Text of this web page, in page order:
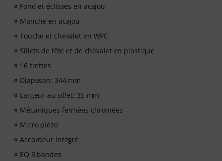
prix allemand de l'éducation 2025/2026 dans la
catégorie « Cours d'instruments en ligne » ! Plus de 400
leçons de guitare en vidéo pour débutants et niveaux
avancés : pop, rock, blues, métal et bien plus encore.
Profitez d'un accompagnement personnalisé par chat,
intelligent avec fonction d'entraînement, ralenti et
autres fonctionnalités.
Fond et éclisses en acajou
Manche en acajou
Touche et chevalet en WPC
Sillets de tête et de chevalet en plastique
16 frettes
Diapason: 344 mm
Largeur au sillet: 35 mm
Mécaniques fermées chromées
Micro piézo
Accordeur intégré
EQ 3 bandes